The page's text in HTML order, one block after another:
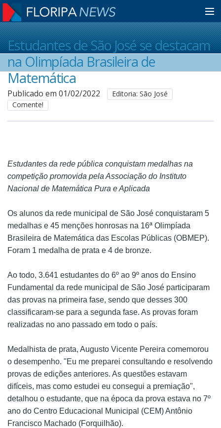
Home
Notícias
Colunistas
Guia de Serviços
Cinema
Agenda Cultural
Anuncie
Estudantes de São José se destacam
na Olimpíada Brasileira de
Matemática
Publicado em 01/02/2022
Editoria: São José
Comente!
Estudantes da rede pública conquistam medalhas na
competição promovida pela Associação do Instituto
Nacional de Matemática Pura e Aplicada
Os alunos da rede municipal de São José conquistaram 5
medalhas e 45 menções honrosas na 16ª Olimpíada
Brasileira de Matemática das Escolas Públicas (OBMEP).
Foram 1 medalha de prata e 4 de bronze.
Ao todo, 3.641 estudantes do 6º ao 9º anos do Ensino
Fundamental da rede municipal de São José participaram
das provas na primeira fase, sendo que desses 300
classificaram-se para a segunda fase. As provas foram
realizadas no ano passado em todo o país.
Medalhista de prata, Augusto Vicente Pereira comemorou
o desempenho. "Eu me preparei consultando e resolvendo
provas de edições anteriores. As questões estavam
difíceis, mas como estudei eu consegui a premiação",
detalhou o estudante, que na época da prova estava no 7º
ano do Centro Educacional Municipal (CEM) Antônio
Francisco Machado (Forquilhão).